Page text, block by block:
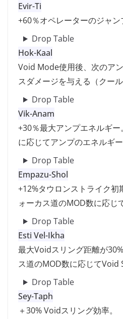
Evir-Ti
+60％オペレーターのジャン
Drop Table
Hok-Kaal
Void Mode使用後、次のア
スダメージを与える（クール
Drop Table
Vik-Anam
+30％最大アンプエネルギ
に応じてアンプのエネルギー
Drop Table
Empazu-Shol
+12%タウロンストライク初
ォーカス道のMOD数に応じ
Drop Table
Esti Vel-Ikha
最大Voidスリング距離が
ス道のMOD数に応じてVoid
Drop Table
Sey-Taph
＋30% Voidスリング効率。